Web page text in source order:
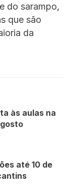
do sarampo,
que são
da
às aulas na
até 10 de